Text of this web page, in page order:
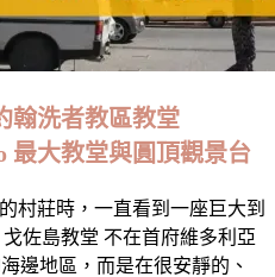
翰洗者教區教堂
最大教堂與圓頂觀景台
村莊時，一直看到一座巨大到
佐島教堂 不在首府維多利亞
邊地區，而是在很安靜的、